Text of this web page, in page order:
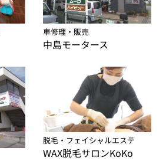
車修理・販売
中島モータース
脱毛・フェイシャルエステ
WAX脱毛サロンKoKo